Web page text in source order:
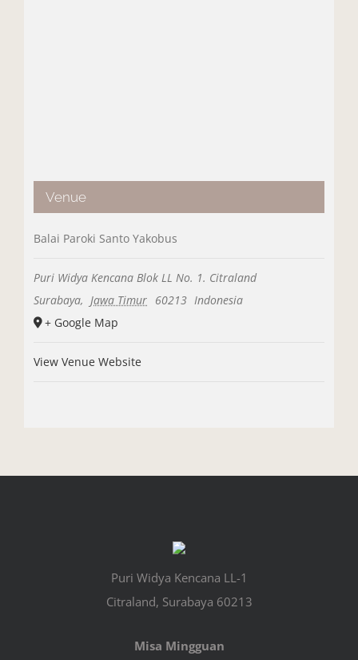
Venue
Balai Paroki Santo Yakobus
Puri Widya Kencana Blok LL No. 1. Citraland
Surabaya, Jawa Timur 60213 Indonesia
+ Google Map
View Venue Website
Puri Widya Kencana LL-1
Citraland, Surabaya 60213
Misa Mingguan